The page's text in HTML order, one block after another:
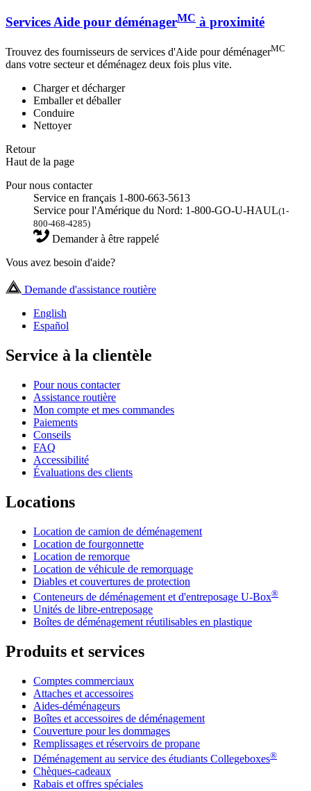
Services Aide pour déménagerMC à proximité
Trouvez des fournisseurs de services d'Aide pour déménagerMC
dans votre secteur et déménagez deux fois plus vite.
Charger et décharger
Emballer et déballer
Conduire
Nettoyer
Retour
Haut de la page
Pour nous contacter
Service en français 1-800-663-5613
Service pour l'Amérique du Nord: 1-800-GO-U-HAUL(1-
800-468-4285)
Demander à être rappelé
Vous avez besoin d'aide?
Demande d'assistance routière
English
Español
Service à la clientèle
Pour nous contacter
Assistance routière
Mon compte et mes commandes
Paiements
Conseils
FAQ
Accessibilité
Évaluations des clients
Locations
Location de camion de déménagement
Location de fourgonnette
Location de remorque
Location de véhicule de remorquage
Diables et couvertures de protection
Conteneurs de déménagement et d'entreposage U-Box®
Unités de libre-entreposage
Boîtes de déménagement réutilisables en plastique
Produits et services
Comptes commerciaux
Attaches et accessoires
Aides-déménageurs
Boîtes et accessoires de déménagement
Couverture pour les dommages
Remplissages et réservoirs de propane
Déménagement au service des étudiants Collegeboxes®
Chèques-cadeaux
Rabais et offres spéciales